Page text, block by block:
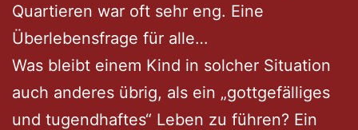
Quartieren war oft sehr eng. Eine
Überlebensfrage für alle…
Was bleibt einem Kind in solcher Situation
auch anderes übrig, als ein „gottgefälliges
und tugendhaftes“ Leben zu führen? Ein